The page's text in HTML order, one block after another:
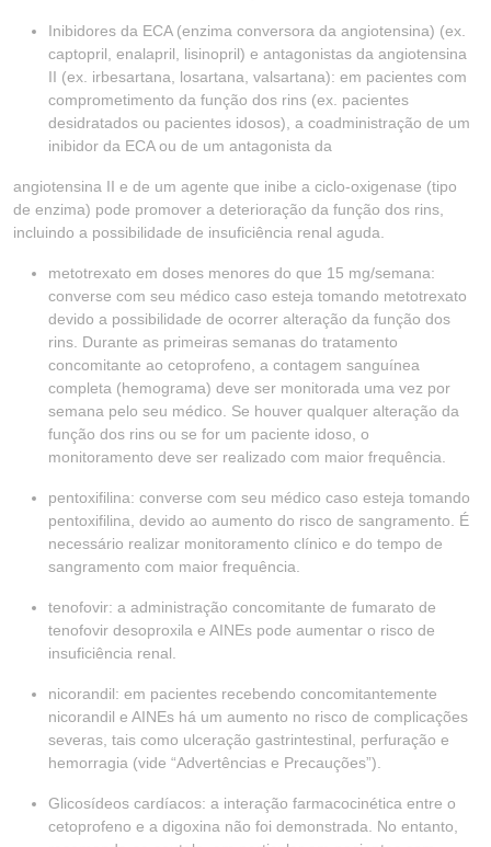
Inibidores da ECA (enzima conversora da angiotensina) (ex.
captopril, enalapril, lisinopril) e antagonistas da angiotensina
II (ex. irbesartana, losartana, valsartana): em pacientes com
comprometimento da função dos rins (ex. pacientes
desidratados ou pacientes idosos), a coadministração de um
inibidor da ECA ou de um antagonista da
angiotensina II e de um agente que inibe a ciclo-oxigenase (tipo
de enzima) pode promover a deterioração da função dos rins,
incluindo a possibilidade de insuficiência renal aguda.
metotrexato em doses menores do que 15 mg/semana:
converse com seu médico caso esteja tomando metotrexato
devido a possibilidade de ocorrer alteração da função dos
rins. Durante as primeiras semanas do tratamento
concomitante ao cetoprofeno, a contagem sanguínea
completa (hemograma) deve ser monitorada uma vez por
semana pelo seu médico. Se houver qualquer alteração da
função dos rins ou se for um paciente idoso, o
monitoramento deve ser realizado com maior frequência.
pentoxifilina: converse com seu médico caso esteja tomando
pentoxifilina, devido ao aumento do risco de sangramento. É
necessário realizar monitoramento clínico e do tempo de
sangramento com maior frequência.
tenofovir: a administração concomitante de fumarato de
tenofovir desoproxila e AINEs pode aumentar o risco de
insuficiência renal.
nicorandil: em pacientes recebendo concomitantemente
nicorandil e AINEs há um aumento no risco de complicações
severas, tais como ulceração gastrintestinal, perfuração e
hemorragia (vide “Advertências e Precauções”).
Glicosídeos cardíacos: a interação farmacocinética entre o
cetoprofeno e a digoxina não foi demonstrada. No entanto,